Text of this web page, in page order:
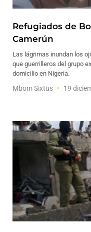
Refugiados de
Camerún
Las lágrimas inundan los
que guerrilleros del grupo
domicilio en Nigeria.
Mbom Sixtus 19